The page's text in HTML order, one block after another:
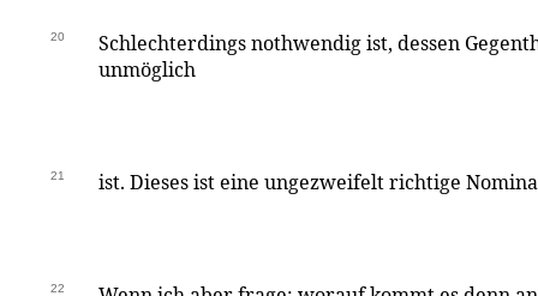
20
Schlechterdings nothwendig ist, dessen
unmöglich
21 ist. Dieses ist eine ungezweifelt richtige
22